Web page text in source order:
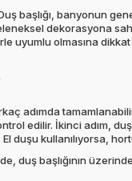
başlığı, banyonun
dekorasyona
uyumlu olmasına
adımda
edilir. İkinci adım,
duşu kullanılıyorsa,
duş başlığının